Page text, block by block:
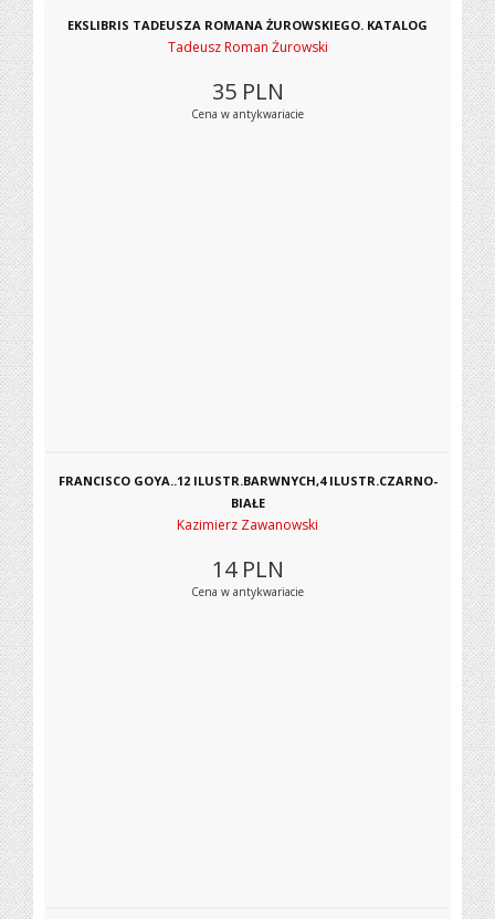
EKSLIBRIS TADEUSZA ROMANA ŻUROWSKIEGO. KATALOG
Tadeusz Roman Żurowski
35 PLN
Cena w antykwariacie
FRANCISCO GOYA..12 ILUSTR.BARWNYCH,4 ILUSTR.CZARNO-
BIAŁE
Kazimierz Zawanowski
14 PLN
Cena w antykwariacie